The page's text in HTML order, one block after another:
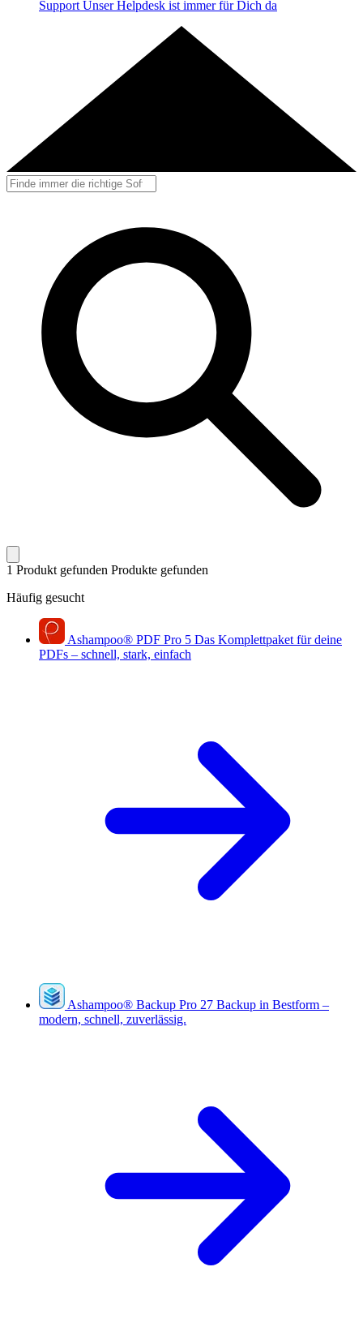
Support Unser Helpdesk ist immer für Dich da
1 Produkt gefunden Produkte gefunden
Häufig gesucht
Ashampoo® PDF Pro 5 Das Komplettpaket für deine
PDFs – schnell, stark, einfach
Ashampoo® Backup Pro 27 Backup in Bestform –
modern, schnell, zuverlässig.